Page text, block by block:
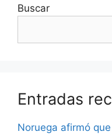
Buscar
Entradas
Noruega afirmó